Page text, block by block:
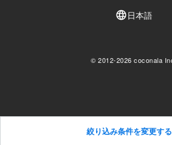
絞り込み条件を変更する